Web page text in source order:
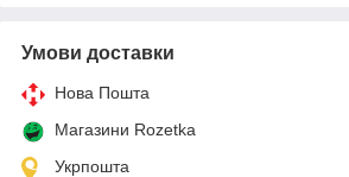
Умови доставки
Нова Пошта
Магазини Rozetka
Укрпошта